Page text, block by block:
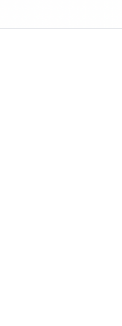
防御塔-在网络环境下代指作死
6844733795380232206